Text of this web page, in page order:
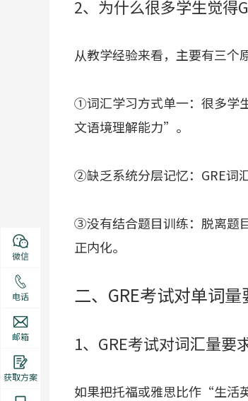
2、为什么很多学生觉
从教学经验来看，主要有三个
①词汇学习方式单一：很多学
文语境理解能力”。
②缺乏系统分层记忆：GRE词
③没有结合题目训练：脱离题
正内化。
二、GRE考试对单词
1、GRE考试对词汇量
如果把托福或雅思比作“生活
微信
电话
邮箱
获取方案